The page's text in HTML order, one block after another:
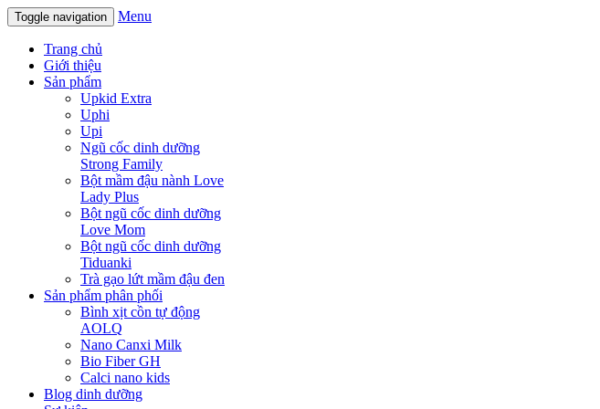
Toggle navigation Menu
Trang chủ
Giới thiệu
Sản phẩm
Upkid Extra
Uphi
Upi
Ngũ cốc dinh dưỡng
Strong Family
Bột mầm đậu nành Love
Lady Plus
Bột ngũ cốc dinh dưỡng
Love Mom
Bột ngũ cốc dinh dưỡng
Tiduanki
Trà gạo lứt mầm đậu đen
Sản phẩm phân phối
Bình xịt cồn tự động
AOLQ
Nano Canxi Milk
Bio Fiber GH
Calci nano kids
Blog dinh dưỡng